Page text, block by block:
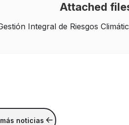
Attached
Integral de Riesgos
noticias